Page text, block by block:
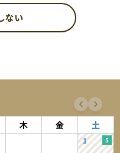
約に同意したものとみなしま
ご確認いただき、正確な情報
ない
木 金 土
1